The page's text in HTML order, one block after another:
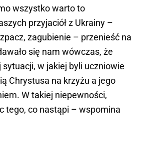
wszystko warto to
przyjaciół z Ukrainy –
zagubienie – przenieść na
się nam wówczas, że
w jakiej byli uczniowie
Chrystusa na krzyżu a jego
W takiej niepewności,
tego, co nastąpi – wspomina